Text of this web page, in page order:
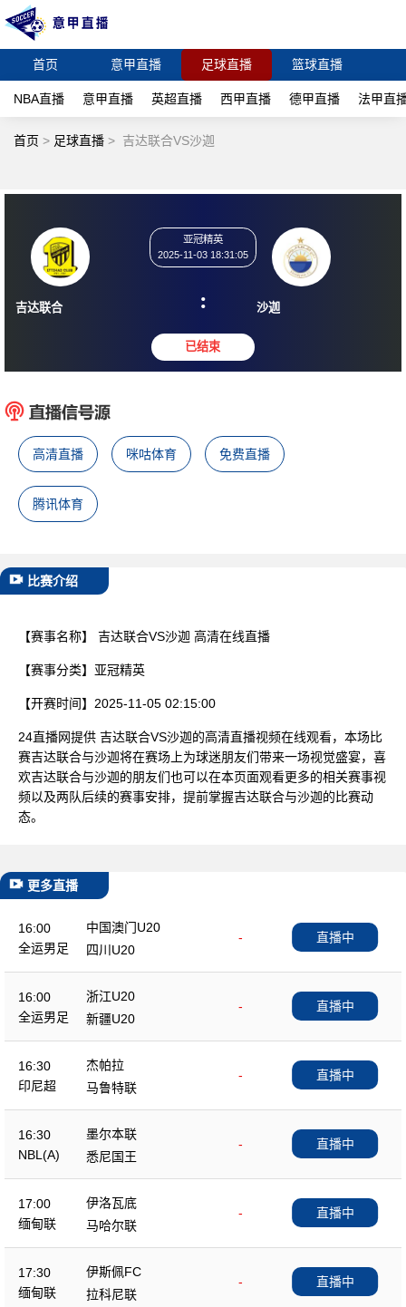
首页 意甲直播 足球直播 篮球直播
NBA直播 意甲直播 英超直播 西甲直播 德甲直播 法甲直
首页 > 足球直播 > 吉达联合VS沙迦
吉达联合
2025-11-03 18:31:05
: 沙迦
高清直播 咪咕体育 免费直播
腾讯体育
比赛介绍
【赛事名称】 吉达联合VS沙迦 高清在线直播
【赛事分类】 亚冠精英
【开赛时间】 2025-11-05 02:15:00
24直播网提供 吉达联合VS沙迦的高清直播视频在线观看，本场比
赛吉达联合与沙迦将在赛场上为球迷朋友们带来一场视觉盛宴，喜
欢吉达联合与沙迦的朋友们也可以在本页面观看更多的相关赛事视
频以及两队后续的赛事安排，提前掌握吉达联合与沙迦的比赛动
态。
更多直播
16:00
全运男足
中国澳门U20
-
四川U20
直播中
16:00
全运男足
浙江U20
-
新疆U20
直播中
16:30
印尼超
杰帕拉
-
马鲁特联
直播中
16:30
NBL(A)
墨尔本联
-
悉尼国王
直播中
17:00
缅甸联
伊洛瓦底
-
马哈尔联
直播中
17:30
缅甸联
伊斯佩FC
-
拉科尼联
直播中